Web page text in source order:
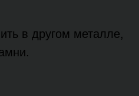
в другом металле,